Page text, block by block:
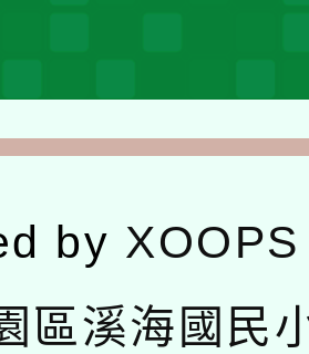
by XOOPS
區溪海國民